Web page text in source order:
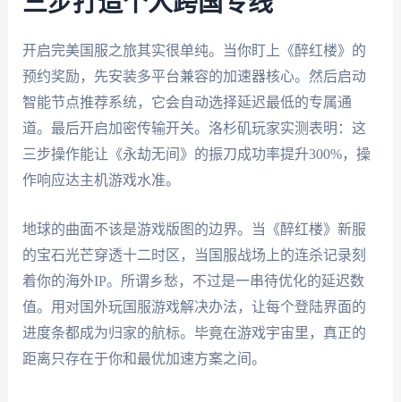
开启完美国服之旅其实很单纯。当你盯上《醉红楼》的
预约奖励，先安装多平台兼容的加速器核心。然后启动
智能节点推荐系统，它会自动选择延迟最低的专属通
道。最后开启加密传输开关。洛杉矶玩家实测表明：这
三步操作能让《永劫无间》的振刀成功率提升300%，操
作响应达主机游戏水准。
地球的曲面不该是游戏版图的边界。当《醉红楼》新服
的宝石光芒穿透十二时区，当国服战场上的连杀记录刻
着你的海外IP。所谓乡愁，不过是一串待优化的延迟数
值。用对国外玩国服游戏解决办法，让每个登陆界面的
进度条都成为归家的航标。毕竟在游戏宇宙里，真正的
距离只存在于你和最优加速方案之间。